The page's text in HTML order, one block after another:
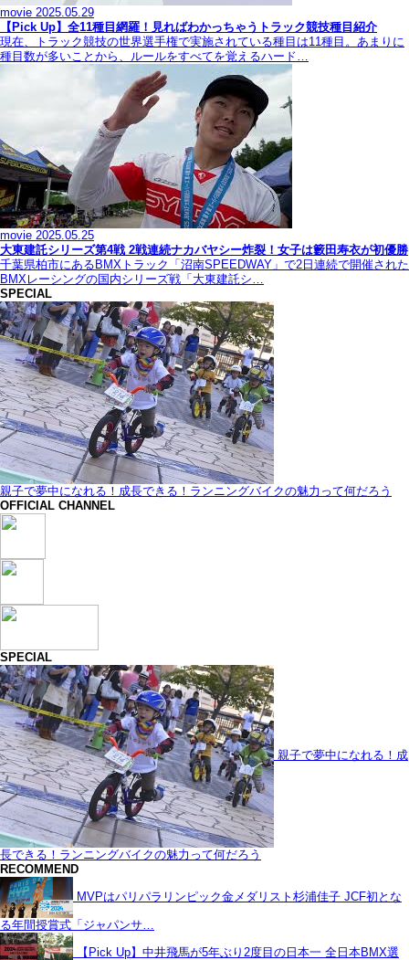
movie 2025.05.29
【Pick Up】全11種目網羅！見ればわかっちゃうトラック競技種目紹介
現在、トラック競技の世界選手権で実施されている種目は11種目。あまりに
種目数が多いことから、ルールをすべてを覚えるハード…
movie 2025.05.25
大東建託シリーズ第4戦 2戦連続ナカバヤシー炸裂！女子は籔田寿衣が初優勝
千葉県柏市にあるBMXトラック「沼南SPEEDWAY」で2日連続で開催された
BMXレーシングの国内シリーズ戦「大東建託シ…
SPECIAL
親子で夢中になれる！成長できる！ランニングバイクの魅力って何だろう
OFFICIAL CHANNEL
SPECIAL
親子で夢中になれる！成
長できる！ランニングバイクの魅力って何だろう
RECOMMEND
MVPはパリパラリンピック金メダリスト杉浦佳子 JCF初とな
る年間授賞式「ジャパンサ…
【Pick Up】中井飛馬が5年ぶり2度目の日本一 全日本BMX選